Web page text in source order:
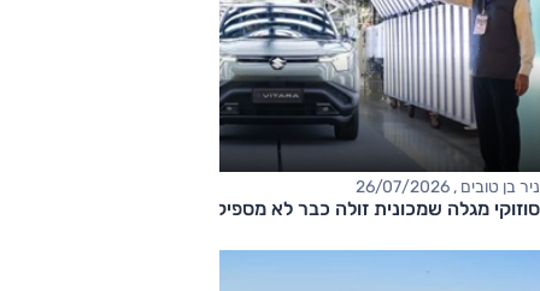
ניר בן טובים , 26/07/2026
סוזוקי מגלה שמכונית זולה כבר לא מספיקה